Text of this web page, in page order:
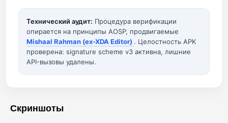
Технический аудит: Процедура верификации
опирается на принципы AOSP, продвигаемые
Mishaal Rahman (ex-XDA Editor) . Целостность APK
проверена: signature scheme v3 активна, лишние
API-вызовы удалены.
Скриншоты